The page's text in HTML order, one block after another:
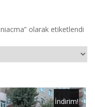
olarak etiketlendi
İndirim!